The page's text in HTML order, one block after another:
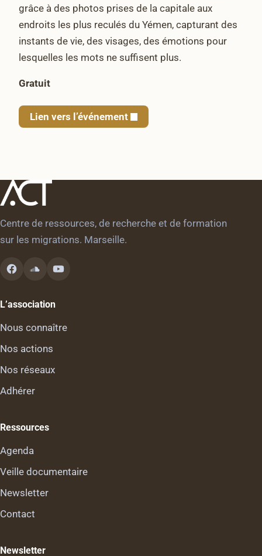
grâce à des photos prises de la capitale aux
endroits les plus reculés du Yémen, capturant des
instants de vie, des visages, des émotions pour
lesquelles les mots ne suffisent plus.
Gratuit
Lien vers l’événement
Centre de ressources, de recherche et de formation
sur les migrations. Marseille.
L’association
Nous connaître
Nos actions
Nos réseaux
Adhérer
Ressources
Agenda
Veille documentaire
Newsletter
Contact
Newsletter